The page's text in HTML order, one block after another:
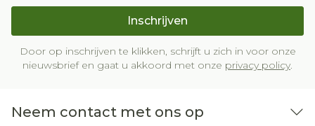
Inschrijven
Door op inschrijven te klikken, schrijft u zich in voor onze
nieuwsbrief en gaat u akkoord met onze privacy policy.
Neem contact met ons op